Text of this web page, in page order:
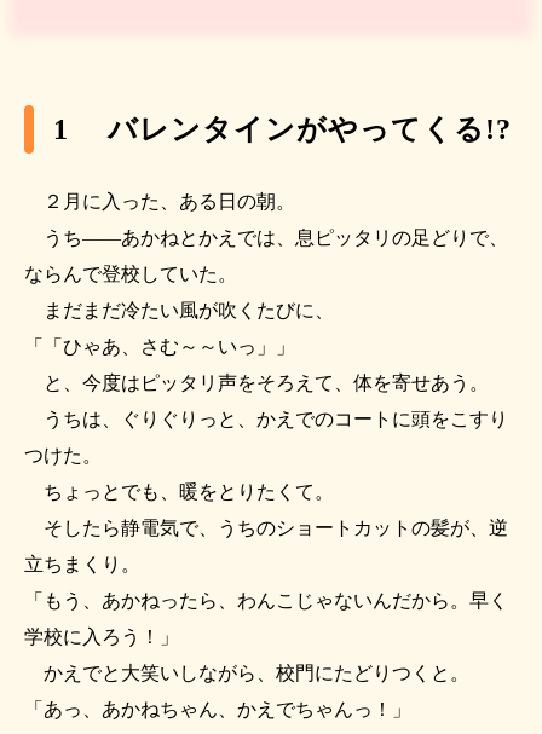
1 バレンタインがやってくる!?
２月に入った、ある日の朝。
うち――あかねとかえでは、息ピッタリの足どりで、
ならんで登校していた。
まだまだ冷たい風が吹くたびに、
「「ひゃあ、さむ～～いっ」」
と、今度はピッタリ声をそろえて、体を寄せあう。
うちは、ぐりぐりっと、かえでのコートに頭をこすり
つけた。
ちょっとでも、暖をとりたくて。
そしたら静電気で、うちのショートカットの髪が、逆
立ちまくり。
「もう、あかねったら、わんこじゃないんだから。早く
学校に入ろう！」
かえでと大笑いしながら、校門にたどりつくと。
「あっ、あかねちゃん、かえでちゃんっ！」